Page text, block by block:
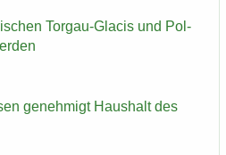
Torgau-​Glacis und Pol­
ge­neh­migt Haus­halt des